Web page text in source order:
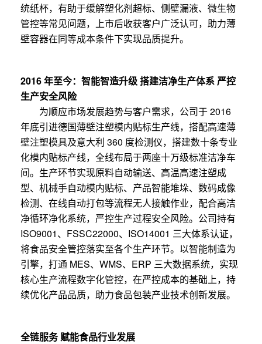
统纸杯，有助于缓解塑化剂超标、侧壁漏液、微生物
管控等常见问题，上市后收获客户广泛认可，助力薄
壁容器在同等成本条件下实现品质提升。
2016 年至今：智能智造升级 搭建洁净生产体系 严控
生产安全风险
为顺应市场发展趋势与客户需求，公司于 2016
年底引进德国薄壁注塑模内贴标生产线，搭配高速薄
壁注塑模具及意大利 360 度检测仪，搭建数十条专业
化模内贴标产线，全线布局于两座十万级标准洁净车
间。生产环节实现原料自动输送、高温高速注塑成
型、机械手自动模内贴标、产品智能堆垛、数码成像
检测、在线自动打包等流程无人接触作业，配合高洁
净循环净化系统，严控生产过程安全风险。公司持有
ISO9001、FSSC22000、ISO14001 三大体系认证，
将食品安全管控落实至各个生产环节。以智能制造为
引擎，打通 MES、WMS、ERP 三大数据系统，实现
核心生产流程数字化管控，在严控成本的基础上，持
续优化产品品质，助力食品包装产业技术创新发展。
全链服务 赋能食品行业发展